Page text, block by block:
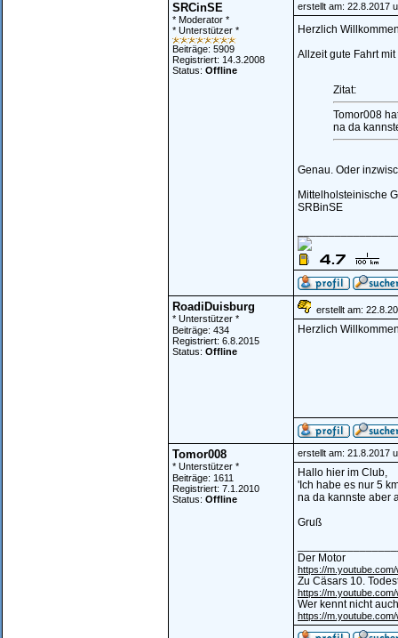
SRCinSE
* Moderator *
* Unterstützer *
Beiträge: 5909
Registriert: 14.3.2008
Status: Offline
erstellt am: 22.8.2017
Herzlich
Allzeit gute Fahrt
Zitat:
Tomor008
na da
Genau. Oder
Mittelholsteinische
SRBinSE
RoadiDuisburg
* Unterstützer *
Beiträge: 434
Registriert: 6.8.2015
Status: Offline
erstellt am:
Herzlich
Tomor008
* Unterstützer *
Beiträge: 1611
Registriert: 7.1.2010
Status: Offline
erstellt am: 21.8.2017
Hallo hier im Club,
'Ich habe es nur 5
na da kannste aber
Gruß
Der Motor
https://
Zu Cäsars 10.
https://
Wer kennt nicht
https://